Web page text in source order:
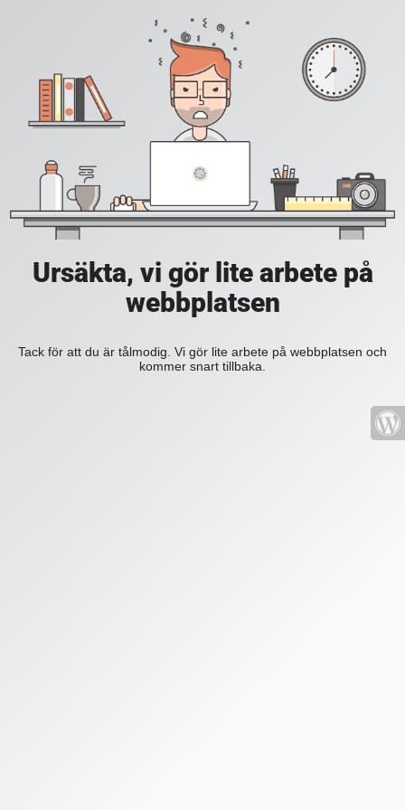
Ursäkta, vi gör lite arbete på
webbplatsen
Tack för att du är tålmodig. Vi gör lite arbete på webbplatsen och
kommer snart tillbaka.